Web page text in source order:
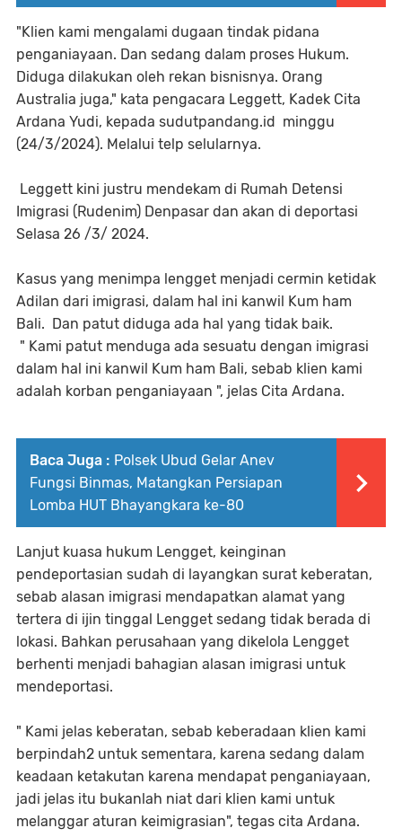
"Klien kami mengalami dugaan tindak pidana
penganiayaan. Dan sedang dalam proses Hukum.
Diduga dilakukan oleh rekan bisnisnya. Orang
Australia juga," kata pengacara Leggett, Kadek Cita
Ardana Yudi, kepada sudutpandang.id minggu
(24/3/2024). Melalui telp selularnya.
Leggett kini justru mendekam di Rumah Detensi
Imigrasi (Rudenim) Denpasar dan akan di deportasi
Selasa 26 /3/ 2024.
Kasus yang menimpa lengget menjadi cermin ketidak
Adilan dari imigrasi, dalam hal ini kanwil Kum ham
Bali. Dan patut diduga ada hal yang tidak baik.
" Kami patut menduga ada sesuatu dengan imigrasi
dalam hal ini kanwil Kum ham Bali, sebab klien kami
adalah korban penganiayaan ", jelas Cita Ardana.
Baca Juga : Polsek Ubud Gelar Anev
Fungsi Binmas, Matangkan Persiapan
Lomba HUT Bhayangkara ke-80
Lanjut kuasa hukum Lengget, keinginan
pendeportasian sudah di layangkan surat keberatan,
sebab alasan imigrasi mendapatkan alamat yang
tertera di ijin tinggal Lengget sedang tidak berada di
lokasi. Bahkan perusahaan yang dikelola Lengget
berhenti menjadi bahagian alasan imigrasi untuk
mendeportasi.
" Kami jelas keberatan, sebab keberadaan klien kami
berpindah2 untuk sementara, karena sedang dalam
keadaan ketakutan karena mendapat penganiayaan,
jadi jelas itu bukanlah niat dari klien kami untuk
melanggar aturan keimigrasian", tegas cita Ardana.